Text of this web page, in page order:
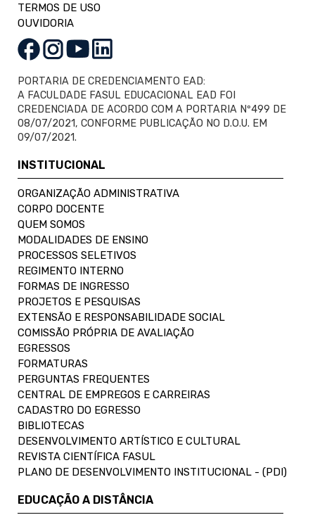
TERMOS DE USO
OUVIDORIA
PORTARIA DE CREDENCIAMENTO EAD:
A FACULDADE FASUL EDUCACIONAL EAD FOI
CREDENCIADA DE ACORDO COM A PORTARIA Nº499 DE
08/07/2021, CONFORME PUBLICAÇÃO NO D.O.U. EM
09/07/2021.
INSTITUCIONAL
ORGANIZAÇÃO ADMINISTRATIVA
CORPO DOCENTE
QUEM SOMOS
MODALIDADES DE ENSINO
PROCESSOS SELETIVOS
REGIMENTO INTERNO
FORMAS DE INGRESSO
PROJETOS E PESQUISAS
EXTENSÃO E RESPONSABILIDADE SOCIAL
COMISSÃO PRÓPRIA DE AVALIAÇÃO
EGRESSOS
FORMATURAS
PERGUNTAS FREQUENTES
CENTRAL DE EMPREGOS E CARREIRAS
CADASTRO DO EGRESSO
BIBLIOTECAS
DESENVOLVIMENTO ARTÍSTICO E CULTURAL
REVISTA CIENTÍFICA FASUL
PLANO DE DESENVOLVIMENTO INSTITUCIONAL - (PDI)
EDUCAÇÃO A DISTÂNCIA